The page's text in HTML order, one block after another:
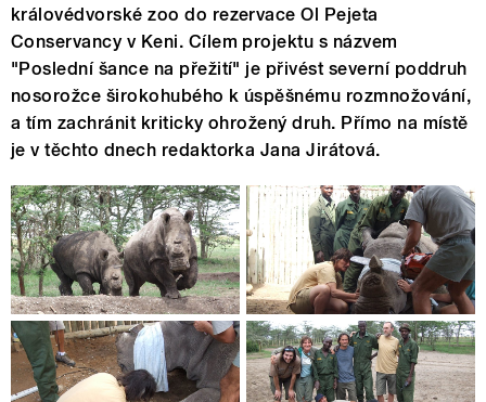
královédvorské zoo do rezervace Ol Pejeta
Conservancy v Keni. Cílem projektu s názvem
"Poslední šance na přežití" je přivést severní poddruh
nosorožce širokohubého k úspěšnému rozmnožování,
a tím zachránit kriticky ohrožený druh. Přímo na místě
je v těchto dnech redaktorka Jana Jirátová.